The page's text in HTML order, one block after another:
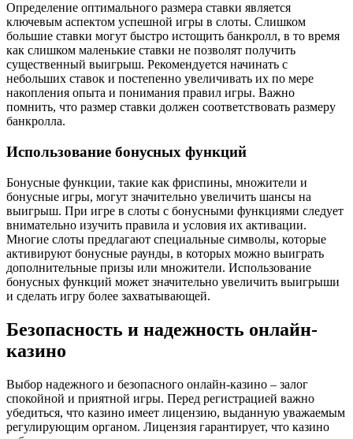
Определение оптимального размера ставки является
ключевым аспектом успешной игры в слоты. Слишком
большие ставки могут быстро истощить банкролл, в то время
как слишком маленькие ставки не позволят получить
существенный выигрыш. Рекомендуется начинать с
небольших ставок и постепенно увеличивать их по мере
накопления опыта и понимания правил игры. Важно
помнить, что размер ставки должен соответствовать размеру
банкролла.
Использование бонусных функций
Бонусные функции, такие как фриспины, множители и
бонусные игры, могут значительно увеличить шансы на
выигрыш. При игре в слоты с бонусными функциями следует
внимательно изучить правила и условия их активации.
Многие слоты предлагают специальные символы, которые
активируют бонусные раунды, в которых можно выиграть
дополнительные призы или множители. Использование
бонусных функций может значительно увеличить выигрыши
и сделать игру более захватывающей.
Безопасность и надежность онлайн-
казино
Выбор надежного и безопасного онлайн-казино – залог
спокойной и приятной игры. Перед регистрацией важно
убедиться, что казино имеет лицензию, выданную уважаемым
регулирующим органом. Лицензия гарантирует, что казино